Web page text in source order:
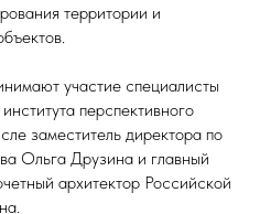
территории и
участие специалисты
перспективного
заместитель директора по
Ольга Друзина и главный
архитектор Российской